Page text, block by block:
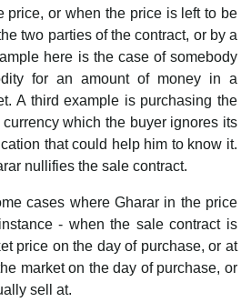
price, or when the price is left to be
two parties of the contract, or by a
here is the case of somebody
for an amount of money in a
A third example is purchasing the
which the buyer ignores its
that could help him to know it.
nullifies the sale contract.
cases where Gharar in the price
- when the sale contract is
price on the day of purchase, or at
market on the day of purchase, or
sell at.